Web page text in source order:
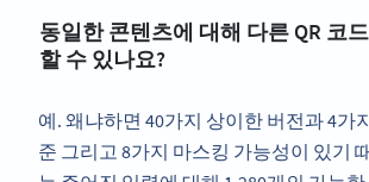
동일한 콘텐츠에 대해 다른 QR 코
할 수 있나요?
예. 왜냐하면 40가지 상이한 버전과 4가
준 그리고 8가지 마스킹 가능성이 있기